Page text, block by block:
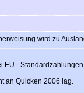
wird zu
EU -
an Quicken 2006 lag.